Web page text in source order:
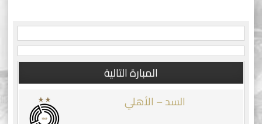
المبارة التالية
السد – الأهلي